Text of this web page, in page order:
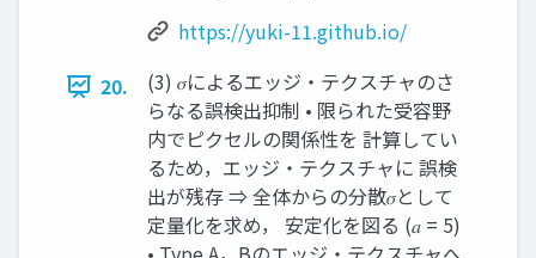
https://yuki-11.github.io/
20.
(3) 𝜎によるエッジ・テクスチャのさ
らなる誤検出抑制 • 限られた受容野
内でピクセルの関係性を 計算してい
るため，エッジ・テクスチャに 誤検
出が残存 ⇒ 全体からの分散𝜎として
定量化を求め， 安定化を図る (𝑎 = 5)